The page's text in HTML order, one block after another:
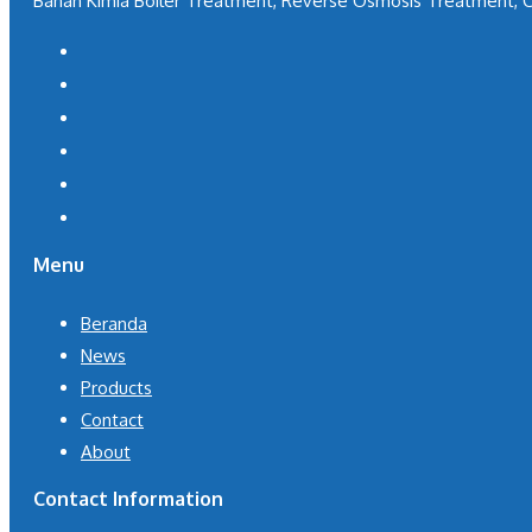
Menu
Beranda
News
Products
Contact
About
Contact Information